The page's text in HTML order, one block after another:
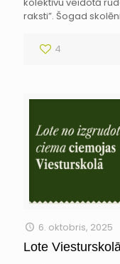
raksti”. Šogad
4
6. oktobris, 2025
Lote